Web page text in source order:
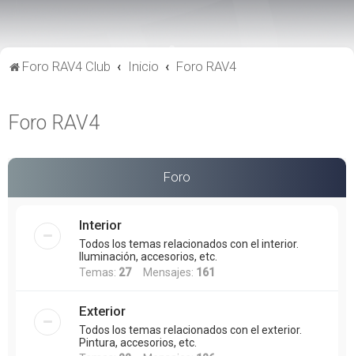
Foro RAV4 Club Inicio Foro RAV4
Foro RAV4
Foro
Interior
Todos los temas relacionados con el interior.
Iluminación, accesorios, etc.
Temas: 27Mensajes: 161
Exterior
Todos los temas relacionados con el exterior.
Pintura, accesorios, etc.